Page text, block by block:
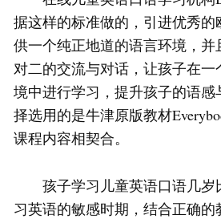
据这样的标准做的，引进优秀
供一个纯正地道的语言环境，
对二的交流与对话，让孩子在
境中进行学习，提升孩子的语
择选用的是牛津原版教材
课程内容相契合。
孩子学习儿童英语口语几岁
习英语的敏感时期，结合正确